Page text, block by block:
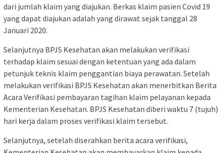
dari jumlah klaim yang diajukan. Berkas klaim pasien Covid 19
yang dapat diajukan adalah yang dirawat sejak tanggal 28
Januari 2020.
Selanjutnya BPJS Kesehatan akan melakukan verifikasi
terhadap klaim sesuai dengan ketentuan yang ada dalam
petunjuk teknis klaim penggantian biaya perawatan. Setelah
melakukan verifikasi BPJS Kesehatan akan menerbitkan Berita
Acara Verifikasi pembayaran tagihan klaim pelayanan kepada
Kementerian Kesehatan. BPJS Kesehatan diberi waktu 7 (tujuh)
hari kerja dalam proses verifikasi klaim tersebut.
Selanjutnya, setelah diserahkan berita acara verifikasi,